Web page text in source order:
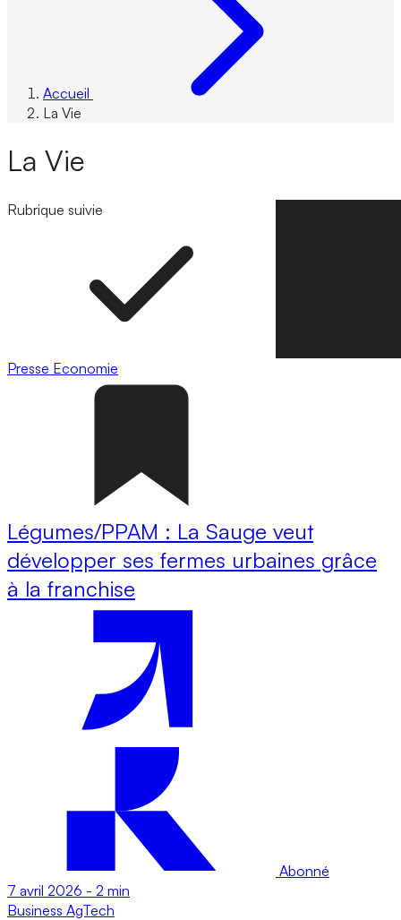
Accueil
La Vie
La Vie
Rubrique suivie
Presse Economie
Légumes/PPAM : La Sauge veut
développer ses fermes urbaines grâce
à la franchise
Abonné
7 avril 2026 - 2 min
Business AgTech